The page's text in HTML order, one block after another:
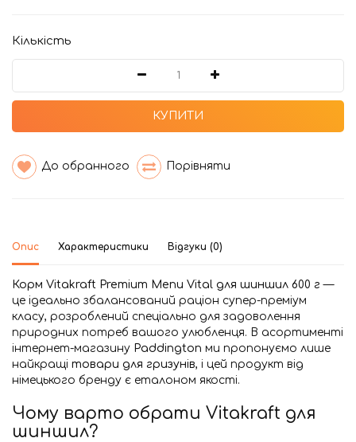
Кількість
КУПИТИ
До обранного Порівняти
Опис Характеристики Відгуки (0)
Корм Vitakraft Premium Menu Vital для шиншил 600 г —
це ідеально збалансований раціон супер-преміум
класу, розроблений спеціально для задоволення
природних потреб вашого улюбленця. В асортименті
інтернет-магазину Paddington ми пропонуємо лише
найкращі товари для гризунів, і цей продукт від
німецького бренду є еталоном якості.
Чому варто обрати Vitakraft для
шиншил?